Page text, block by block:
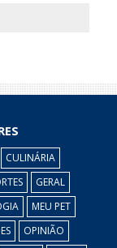
CULINÁRIA
GERAL
MEU PET
OPINIÃO